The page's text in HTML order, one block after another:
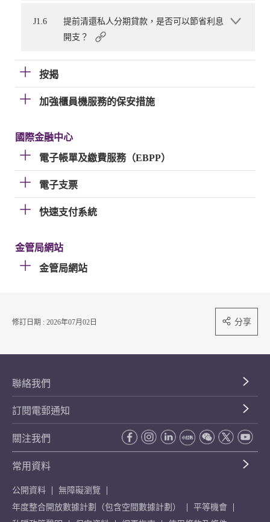
J1.6
提前清還私人分期貸款，是否可以節省利息
開支？
按揭
加強櫃員機服務的保安措施
國際金融中心
電子帳單及繳費服務（EBPP）
電子支票
快速支付系統
金管局網站
金管局網站
修訂日期 : 2026年07月02日 分享
聯絡我們
訂閱電郵通知
關注我們
常用資料
公開資料
無障礙瀏覽
年度整合開放數據計劃（包含空間數據計劃）
平等機會